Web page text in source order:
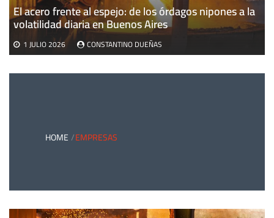
El acero frente al espejo: de los órdagos nipones a la
volatilidad diaria en Buenos Aires
1 JULIO 2026 CONSTANTINO DUEÑAS
HOME EMPRESAS